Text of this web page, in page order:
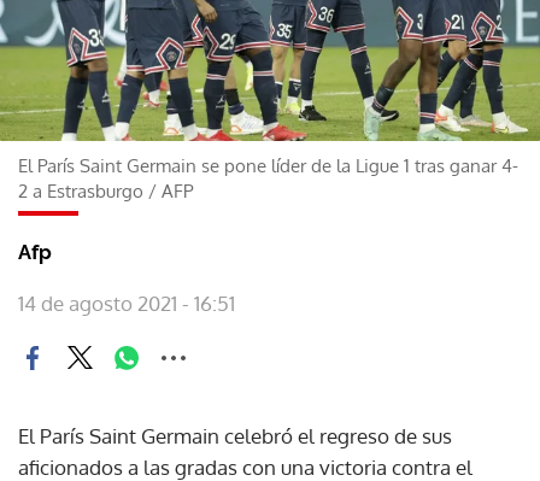
El París Saint Germain se pone líder de la Ligue 1 tras ganar 4-
2 a Estrasburgo / AFP
Afp
14 de agosto 2021 - 16:51
El París Saint Germain celebró el regreso de sus
aficionados a las gradas con una victoria contra el